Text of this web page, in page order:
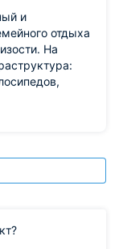
и
отдыха
На
бывает.